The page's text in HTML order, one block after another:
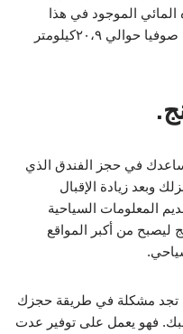
الموجود في هذا
الفندق. ويبعد الفندق عن متحف آيا صوفيا حوالي ٢٠،٩كيلومتر
في حجز الفندق الذي
وبعد زيادة الإقبال
المعلومات السياحية
ليصبح من أكبر المواقع
تجد مشكلة في طريقة حجزك
فهو يعمل على توفير عدت